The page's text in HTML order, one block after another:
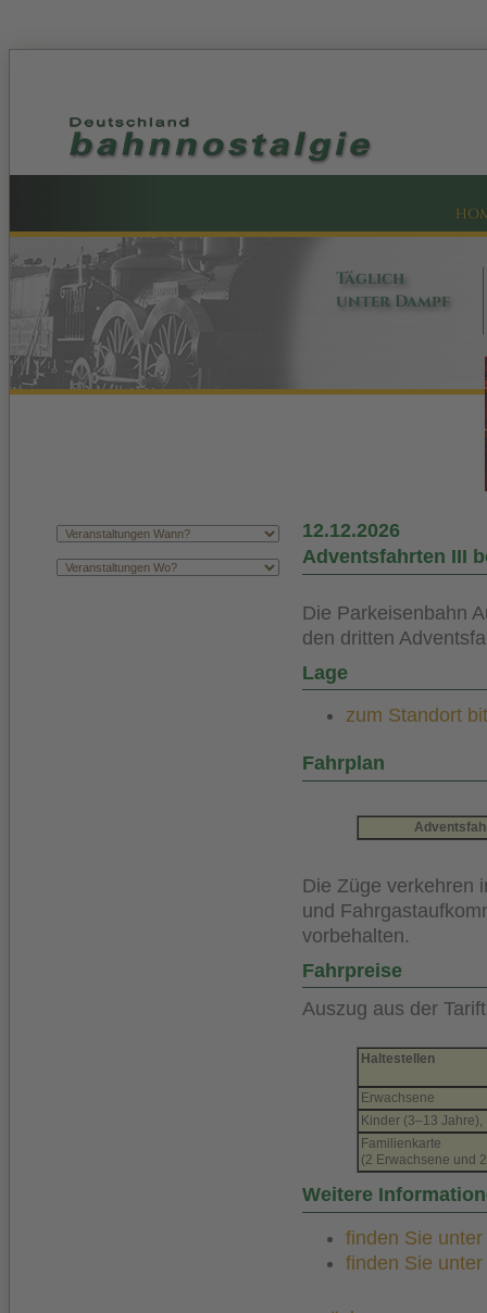
Täglich
unter Dampf
12.12.2026
Adventsfahrten III
Die Parkeisenbahn
den dritten
Lage
zum Standort
Fahrplan
Die Züge verkehren
und
vorbehalten.
Fahrpreise
Auszug aus der
Haltestellen
Erwachsene
Kinder (3–13 Jahre),
Familienkarte
(2 Erwachsene und
Weitere
finden Sie
finden Sie